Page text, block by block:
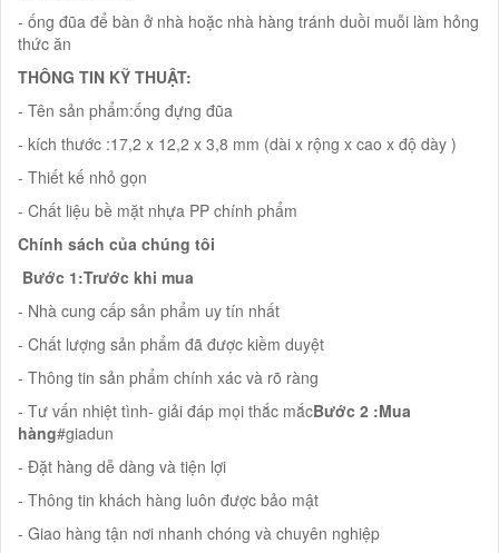
- ống đũa để bàn ở nhà hoặc nhà hàng tránh duồi muỗi làm hỏng
thức ăn
THÔNG TIN KỸ THUẬT:
- Tên sản phẩm:ống đựng đũa
- kích thước :17,2 x 12,2 x 3,8 mm (dài x rộng x cao x độ dày )
- Thiết kế nhỏ gọn
- Chất liệu bề mặt nhựa PP chính phẩm
Chính sách của chúng tôi
Bước 1:Trước khi mua
- Nhà cung cấp sản phẩm uy tín nhất
- Chất lượng sản phẩm đã được kiềm duyệt
- Thông tin sản phẩm chính xác và rõ ràng
- Tư vấn nhiệt tình- giải đáp mọi thắc mắcBước 2 :Mua
hàng#giadun
- Đặt hàng dễ dàng và tiện lợi
- Thông tin khách hàng luôn được bảo mật
- Giao hàng tận nơi nhanh chóng và chuyên nghiệp